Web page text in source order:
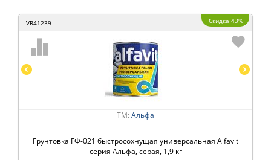
VR41239 Скидка 43%
ТМ: Альфа
Грунтовка ГФ-021 быстросохнущая универсальная Alfavit
серия Альфа, серая, 1,9 кг